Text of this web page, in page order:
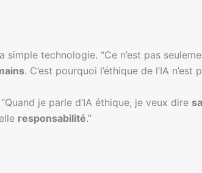
technologie. “Ce n’est pas
. C’est pourquoi l’éthique de l’IA
je parle d’IA éthique, je veux dire
responsabilité.”